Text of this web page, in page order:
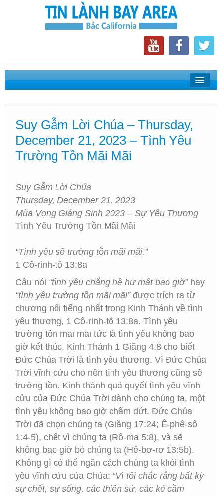
Home
Phát Thanh Tin Lành Bay Area
Các Hội Thánh Bắc California
Suy Gẫm Lời Chúa – Thursday,
December 21, 2023 – Tình Yêu
Trường Tồn Mãi Mãi
Suy Gẫm Lời Chúa
Thursday, December 21, 2023
Mùa Vọng Giáng Sinh 2023 – Sự Yêu Thương
Tình Yêu Trường Tồn Mãi Mãi
“Tình yêu sẽ trường tồn mãi mãi.”
1 Cô-rinh-tô 13:8a
Câu nói “tình yêu chẳng hề hư mất bao giờ”hay
“tình yêu trường tồn mãi mãi”được trích ra từ
chương nổi tiếng nhất trong Kinh Thánh về tình
yêu thương, 1 Cô-rinh-tô 13:8a. Tình yêu
trường tồn mãi mãi tức là tình yêu không bao
giờ kết thúc. Kinh Thánh 1 Giăng 4:8 cho biết
Đức Chúa Trời là tình yêu thương. Vì Đức Chúa
Trời vĩnh cửu cho nên tình yêu thương cũng sẽ
trường tồn. Kinh thánh quả quyết tình yêu vĩnh
cửu của Đức Chúa Trời dành cho chúng ta, một
tình yêu không bao giờ chấm dứt. Đức Chúa
Trời đã chọn chúng ta (Giăng 17:24; Ê-phê-sô
1:4-5), chết vì chúng ta (Rô-ma 5:8), và sẽ
không bao giờ bỏ chúng ta (Hê-bơ-rơ 13:5b).
Không gì có thể ngăn cách chúng ta khỏi tình
yêu vĩnh cửu của Chúa: “Vì tôi chắc rằng bất kỳ
sự chết, sự sống, các thiên sứ, các kẻ cầm